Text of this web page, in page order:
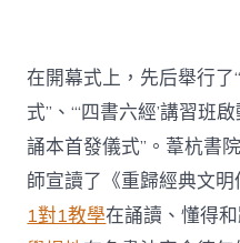
在開幕式上，先后舉行
式”、“‘四書六經’講習班
誦本首發儀式”。葦杭書
師宣讀了《重歸經典文
1對1教學在誦讀、懂得